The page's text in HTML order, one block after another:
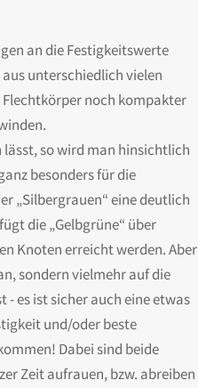
an die Festigkeitswerte
unterschiedlich vielen
Flechtkörper noch kompakter
lässt, so wird man hinsichtlich
besonders für die
„Silbergrauen“ eine deutlich
die „Gelbgrüne“ über
Knoten erreicht werden. Aber
sondern vielmehr auf die
- es ist sicher auch eine etwas
und/oder beste
Dabei sind beide
Zeit aufrauen, bzw. abreiben